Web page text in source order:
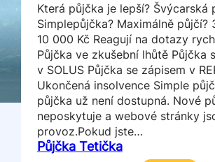
Která půjčka je lepší? Švýcarská
Simplepůjčka? Maximálně půjčí?
10 000 Kč Reagují na dotazy
Půjčka ve zkušební lhůtě Půjčka
v SOLUS Půjčka se zápisem v
Ukončená insolvence Simple
půjčka už není dostupná. Nové
neposkytuje a webové stránky
provoz.Pokud jste…
Půjčka Tetička